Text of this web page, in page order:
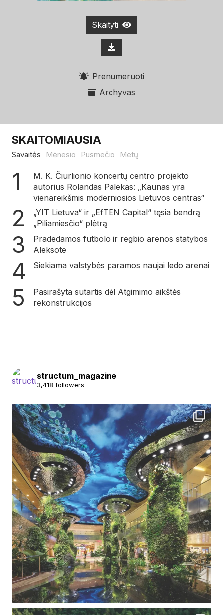
Skaityti
Prenumeruoti
Archyvas
SKAITOMIAUSIA
Savaitės Mėnesio Pusmečio Metų
M. K. Čiurlionio koncertų centro projekto
autorius Rolandas Palekas: „Kaunas yra
vienareikšmis moderniosios Lietuvos centras“
„YIT Lietuva“ ir „EfTEN Capital“ tęsia bendrą
„Piliamiesčio“ plėtrą
Pradedamos futbolo ir regbio arenos statybos
Aleksote
Siekiama valstybės paramos naujai ledo arenai
Pasirašyta sutartis dėl Atgimimo aikštės
rekonstrukcijos
structum_magazine
3,418 followers